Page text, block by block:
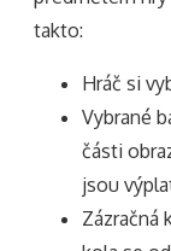
takto:
Hráč si
Vybrané
části
jsou
Zázračná